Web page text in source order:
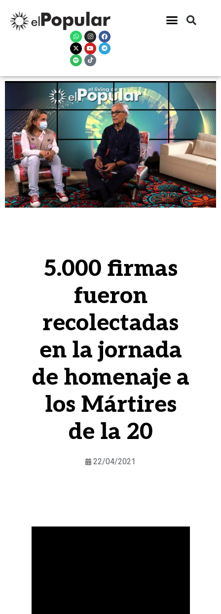
5.000 firmas
fueron
recolectadas
en la jornada
de homenaje a
los Mártires
de la 20
22/04/2021